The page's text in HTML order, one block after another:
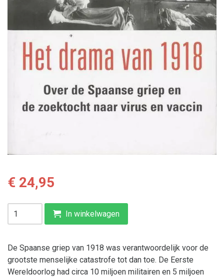
€ 24,95
In winkelwagen
De Spaanse griep van 1918 was verantwoordelijk voor de
grootste menselijke catastrofe tot dan toe. De Eerste
Wereldoorlog had circa 10 miljoen militairen en 5 miljoen